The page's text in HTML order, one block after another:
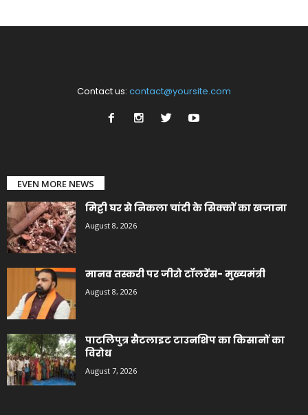
Contact us: contact@yoursite.com
EVEN MORE NEWS
मिट्टी घर से निकला चांदी के सिक्कों का खजाना
August 8, 2026
मानव तस्करी पर जीरो टॉलरेंस- मुख्यमंत्री
August 8, 2026
पाटलिपुत्र सैटलाइट टाउनशिप का किसानों का
विरोध
August 7, 2026